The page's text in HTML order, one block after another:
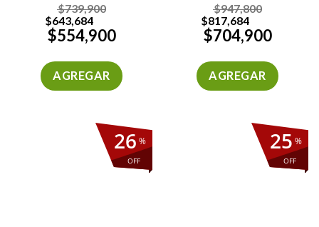
$739,900
$643,684
$554,900
AGREGAR
$947,800
$817,684
$704,900
AGREGAR
%
OFF
26 %
OFF
25